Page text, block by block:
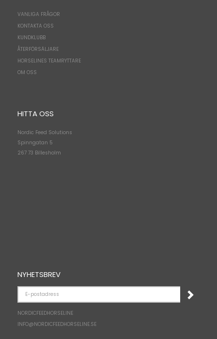
VANLIGA FRÅGOR
KONTAKTA OSS
KUNDKLUBB
ÅTERFÖRSÄLJARE
HORSELINES TEAMRYTTARE
OM OSS
HITTA OSS
Nordic Feed Solutions
Spinngatan 5
267 73 Billesholm
NYHETSBREV
E-
POSTADRESS
NORDICFEEDHORSELINE
INFO@NORDICFEEDHORSELINE.SE